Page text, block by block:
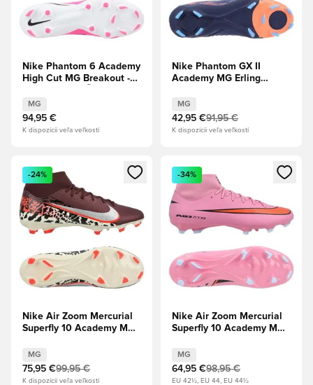
Nike Phantom 6 Academy
High Cut MG Breakout -
MG
94,95 €
K dispozícii veľa veľkostí
Nike Phantom GX II
Academy MG Erling
- Hlboká modrá/Chróm
Limitovaná edícia
MG
42,95 €91,95 €
K dispozícii veľa veľkostí
Otvorí modál na prihlásenie alebo registráciu ako člen
-24%
Nike Air Zoom Mercurial
Superfly 10 Academy MG
Crush/Metalická
strieborná/Universal
Red/Fossil
MG
75,95 €99,95 €
K dispozícii veľa veľkostí
Otvorí modál na prihlásenie
-34%
Nike Air Zoom Mercurial
Superfly 10 Academy MG
Flamingo/Čierna/Total
Crimson
MG
64,95 €98,95 €
EU 42½, EU 44, EU 44½